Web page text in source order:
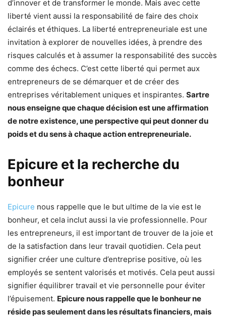
d’innover et de transformer le monde. Mais avec cette
liberté vient aussi la responsabilité de faire des choix
éclairés et éthiques. La liberté entrepreneuriale est une
invitation à explorer de nouvelles idées, à prendre des
risques calculés et à assumer la responsabilité des succès
comme des échecs. C’est cette liberté qui permet aux
entrepreneurs de se démarquer et de créer des
entreprises véritablement uniques et inspirantes. Sartre
nous enseigne que chaque décision est une affirmation
de notre existence, une perspective qui peut donner du
poids et du sens à chaque action entrepreneuriale.
Epicure et la recherche du
bonheur
Epicure nous rappelle que le but ultime de la vie est le
bonheur, et cela inclut aussi la vie professionnelle. Pour
les entrepreneurs, il est important de trouver de la joie et
de la satisfaction dans leur travail quotidien. Cela peut
signifier créer une culture d’entreprise positive, où les
employés se sentent valorisés et motivés. Cela peut aussi
signifier équilibrer travail et vie personnelle pour éviter
l’épuisement. Epicure nous rappelle que le bonheur ne
réside pas seulement dans les résultats financiers, mais